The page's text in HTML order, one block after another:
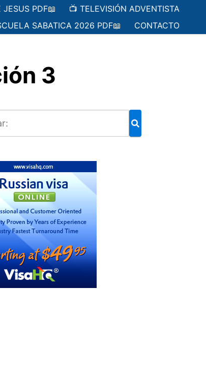
JESUS PDF📖
📺 TELEVISIÓN ADVENTISTA
SABATICA 2026 PDF📖 CONTACTO
3